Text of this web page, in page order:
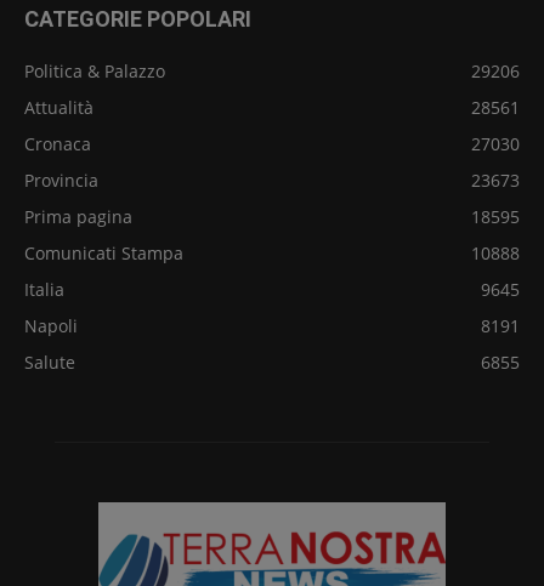
CATEGORIE POPOLARI
Politica & Palazzo
29206
Attualità
28561
Cronaca
27030
Provincia
23673
Prima pagina
18595
Comunicati Stampa
10888
Italia
9645
Napoli
8191
Salute
6855